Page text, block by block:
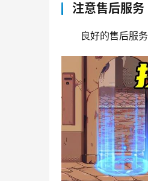
注意售后服务
良好的售后服